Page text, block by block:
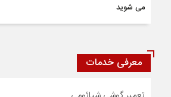
می شوید
معرفی خدمات